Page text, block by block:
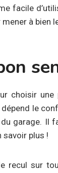
facile
à bien
choisir
le
garage. Il
savoir plus !
recul sur